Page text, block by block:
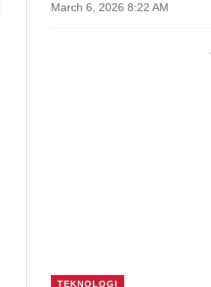
March 6, 2026 8:22 AM
TEKNOLOGI